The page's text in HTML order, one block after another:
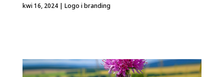
kwi 16, 2024| Logo i branding